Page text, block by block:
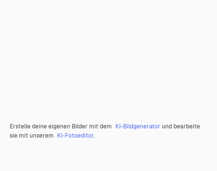
Erstelle deine eigenen Bilder mit dem KI-Bildgenerator und bearbeite
sie mit unserem KI-Fotoeditor.